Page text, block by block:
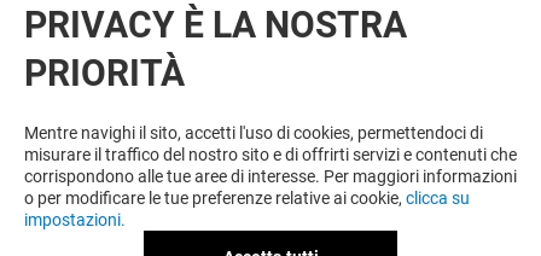
Informativa sulla privacy
Informativa Sulla Newsletter
Informativa contatti e affitto spazi
Informativa questionario di gradimento
Informativa sui cookies
PRIVACY È LA NOSTRA
PRIORITÀ
Mentre navighi il sito, accetti l'uso di cookies, permettendoci di
misurare il traffico del nostro sito e di offrirti servizi e contenuti che
corrispondono alle tue aree di interesse. Per maggiori informazioni
o per modificare le tue preferenze relative ai cookie, clicca su
impostazioni.